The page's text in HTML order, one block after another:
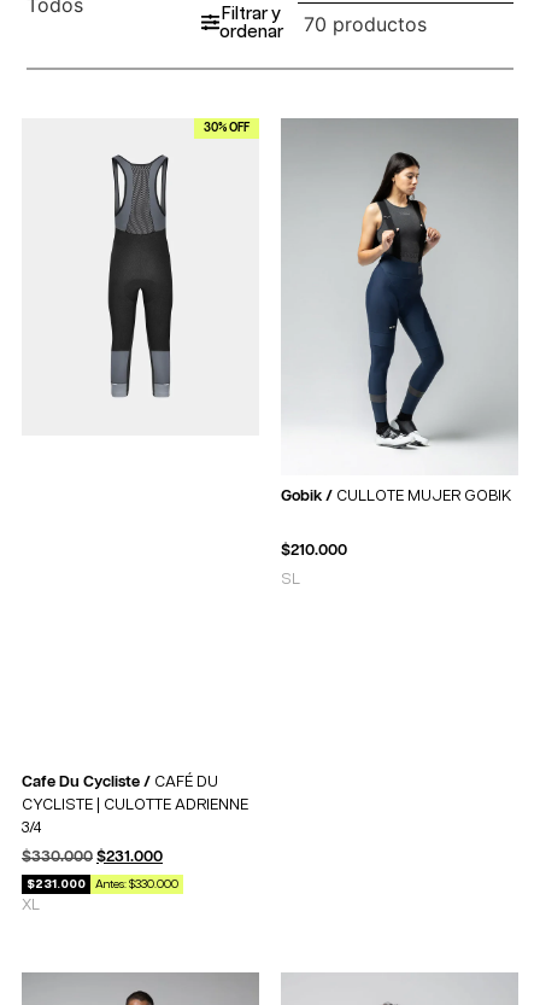
Filtrar y
ordenar
70 productos
30% OFF
Cafe Du Cycliste / CAFÉ DU
CYCLISTE | CULOTTE ADRIENNE
3/4
$330.000 $231.000
$231.000 Antes: $330.000
XL
Gobik / CULLOTE MUJER GOBIK
$210.000
S